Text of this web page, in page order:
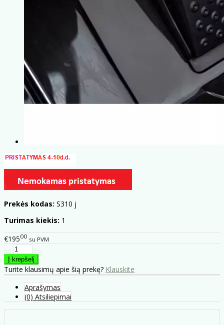
Prekės kodas: S310 j
Turimas kiekis: 1
€19500 su PVM
Turite klausimų apie šią prekę? Klauskite
Aprašymas
(0) Atsiliepimai